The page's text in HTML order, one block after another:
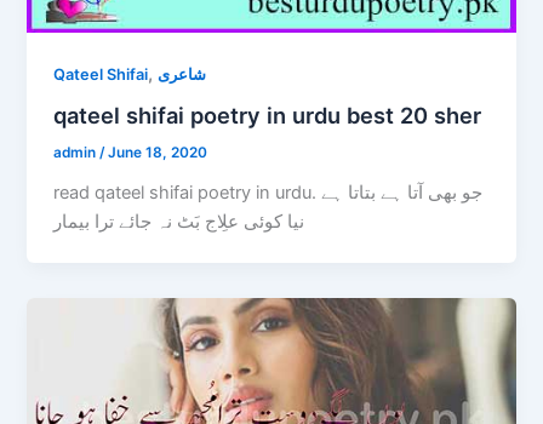
Qateel Shifai,شاعری
qateel shifai poetry in urdu best 20 sher
admin/June 18, 2020
read qateel shifai poetry in urdu. جو بھی آتا ہے بتاتا ہے
نیا کوئی علِاج بَٹ نہ جائے ترا بیمار